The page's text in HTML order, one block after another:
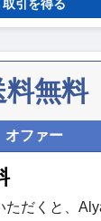
取引を得る
料無料
オファー
ただくと、